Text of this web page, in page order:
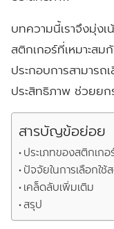
บทความนี้เราจึงมุ่งเ
สติกเกอร์ที่เหมาะส
ประกอบการสามารถ
ประสิทธิภาพ ช่วยยก
สารบัญข้อย่อย
ประเภทของสติกเก
ปัจจัยในการเลือกใ
เคล็ดลับเพิ่มเติม
สรุป